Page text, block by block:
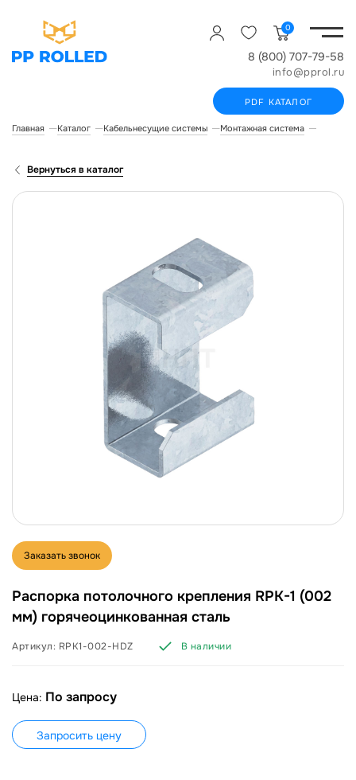
0
8 (800) 707-79-58
info@pprol.ru
PDF КАТАЛОГ
Главная Каталог Кабельнесущие системы Монтажная система
Вернуться в каталог
Заказать звонок
Распорка потолочного крепления RPK-1 (002
мм) горячеоцинкованная сталь
Артикул: RPK1-002-HDZ В наличии
Цена: По запросу
Запросить цену